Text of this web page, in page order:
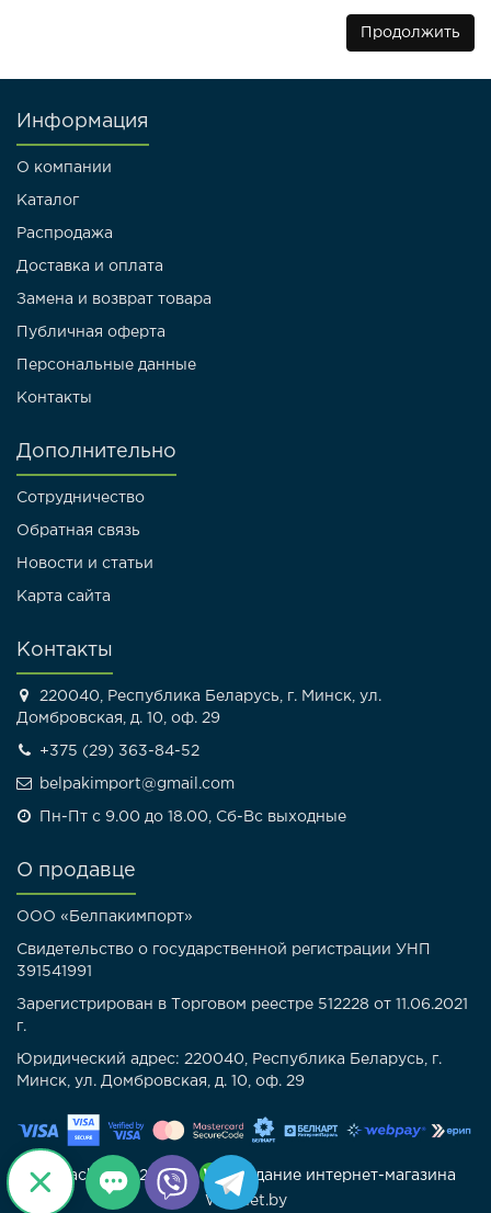
Продолжить
Информация
О компании
Каталог
Распродажа
Доставка и оплата
Замена и возврат товара
Публичная оферта
Персональные данные
Контакты
Дополнительно
Сотрудничество
Обратная связь
Новости и статьи
Карта сайта
Контакты
220040, Республика Беларусь, г. Минск, ул.
Домбровская, д. 10, оф. 29
+375 (29) 363-84-52
belpakimport@gmail.com
Пн-Пт с 9.00 до 18.00, Сб-Вс выходные
О продавце
ООО «Белпакимпорт»
Свидетельство о государственной регистрации УНП
391541991
Зарегистрирован в Торговом реестре 512228 от 11.06.2021
г.
Юридический адрес: 220040, Республика Беларусь, г.
Минск, ул. Домбровская, д. 10, оф. 29
Belpack.by © 2025 |
Создание интернет-магазина
Webnet.by